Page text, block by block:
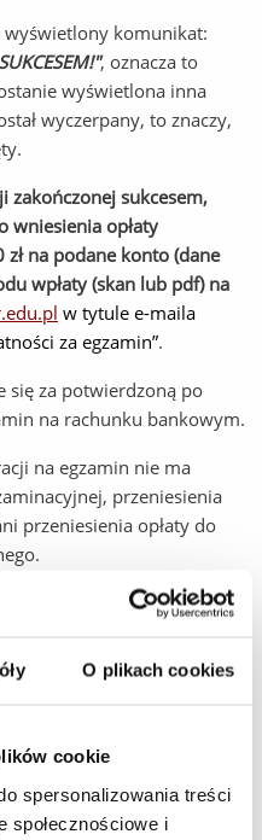
O plikach cookies
cookie
spersonalizowania treści
społecznościowe i
wyświetlony komunikat:
", oznacza to
wyświetlona inna
wyczerpany, to znaczy,
zakończonej sukcesem,
wniesienia opłaty
na podane konto (dane
wpłaty (skan lub pdf) na
w tytule e-maila
za egzamin”.
się za potwierdzoną po
na rachunku bankowym.
na egzamin nie ma
przeniesienia
przeniesienia opłaty do
wszystkich procedur
sobie prawo do odwołania
zgłoszenia się zbyt
ograniczona